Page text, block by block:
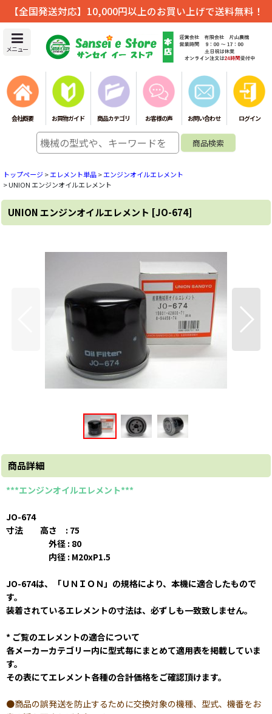
【全国発送対応】10,000円以上のお買い上げで送料無料！
メニュー
会社概要 お買物ガイド 商品カテゴリ お客様の声 お問い合わせ ログイン
トップページ>エレメント単品>エンジンオイルエレメント
>UNION エンジンオイルエレメント
UNION エンジンオイルエレメント [JO-674]
商品詳細
***エンジンオイルエレメント***
JO-674
寸法 高さ : 75
外径 : 80
内径 : M20xP1.5
JO-674は、「ＵＮＩＯＮ」の規格により、本機に適合したもので
す。
装着されているエレメントの寸法は、必ずしも一致致しません。
* ご覧のエレメントの適合について
各メーカーカテゴリー内に型式毎にまとめて適用表を掲載していま
す。
その表にてエレメント各種の合計価格をご確認頂けます。
●商品の誤発送を防止するために交換対象の機種、型式、機番をお